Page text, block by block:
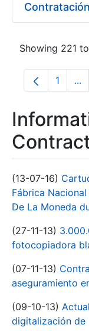
Showing 221
Page
1 ...
(13-07-16)
Fábrica
De La Moneda
(27-11-13)
fotocopiadora
(07-11-13)
aseguramiento
(09-10-13)
digitalización de